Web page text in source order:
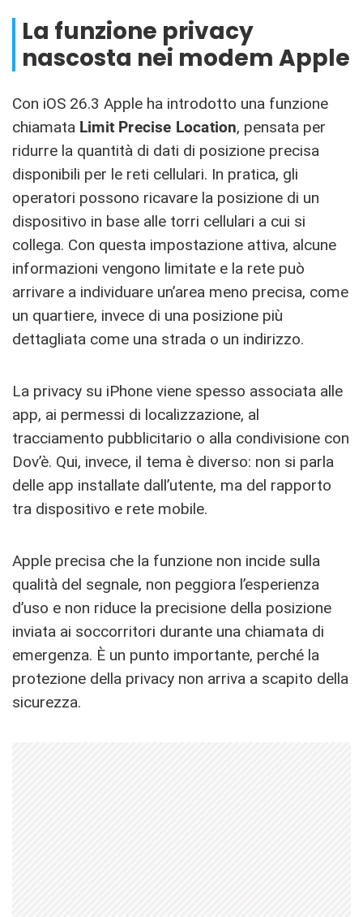
La funzione privacy
nascosta nei modem Apple
Con iOS 26.3 Apple ha introdotto una funzione
chiamata Limit Precise Location, pensata per
ridurre la quantità di dati di posizione precisa
disponibili per le reti cellulari. In pratica, gli
operatori possono ricavare la posizione di un
dispositivo in base alle torri cellulari a cui si
collega. Con questa impostazione attiva, alcune
informazioni vengono limitate e la rete può
arrivare a individuare un’area meno precisa, come
un quartiere, invece di una posizione più
dettagliata come una strada o un indirizzo.
La privacy su iPhone viene spesso associata alle
app, ai permessi di localizzazione, al
tracciamento pubblicitario o alla condivisione con
Dov’è. Qui, invece, il tema è diverso: non si parla
delle app installate dall’utente, ma del rapporto
tra dispositivo e rete mobile.
Apple precisa che la funzione non incide sulla
qualità del segnale, non peggiora l’esperienza
d’uso e non riduce la precisione della posizione
inviata ai soccorritori durante una chiamata di
emergenza. È un punto importante, perché la
protezione della privacy non arriva a scapito della
sicurezza.